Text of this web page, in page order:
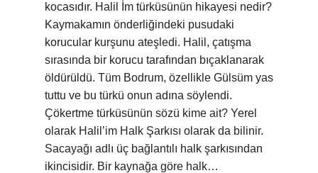
kocasıdır. Halil İm türküsünün hikayesi nedir?
Kaymakamın önderliğindeki pusudaki
korucular kurşunu ateşledi. Halil, çatışma
sırasında bir korucu tarafından bıçaklanarak
öldürüldü. Tüm Bodrum, özellikle Gülsüm yas
tuttu ve bu türkü onun adına söylendi.
Çökertme türküsünün sözü kime ait? Yerel
olarak Halil’im Halk Şarkısı olarak da bilinir.
Sacayağı adlı üç bağlantılı halk şarkısından
ikincisidir. Bir kaynağa göre halk…